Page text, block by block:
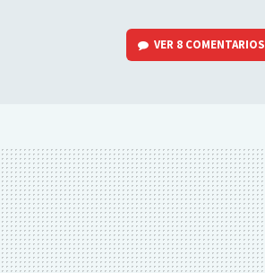
VER 8 COMENTARIOS